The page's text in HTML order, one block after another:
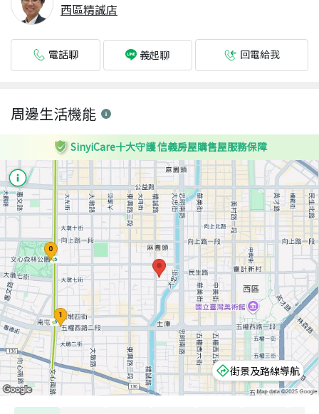
西區精誠店
電話聊 義起聊 回電給我
周邊生活機能
SinyiCare十大守護 信義房屋購售屋服務保障
街景及路線導航